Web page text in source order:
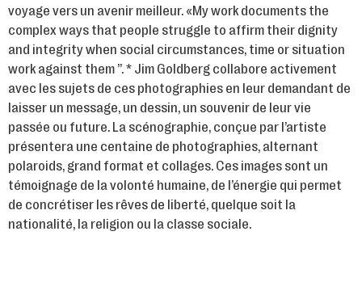
voyage vers un avenir meilleur. «My work documents the
complex ways that people struggle to affirm their dignity
and integrity when social circumstances, time or situation
work against them ”. * Jim Goldberg collabore activement
avec les sujets de ces photographies en leur demandant de
laisser un message, un dessin, un souvenir de leur vie
passée ou future. La scénographie, conçue par l’artiste
présentera une centaine de photographies, alternant
polaroids, grand format et collages. Ces images sont un
témoignage de la volonté humaine, de l’énergie qui permet
de concrétiser les rêves de liberté, quelque soit la
nationalité, la religion ou la classe sociale.